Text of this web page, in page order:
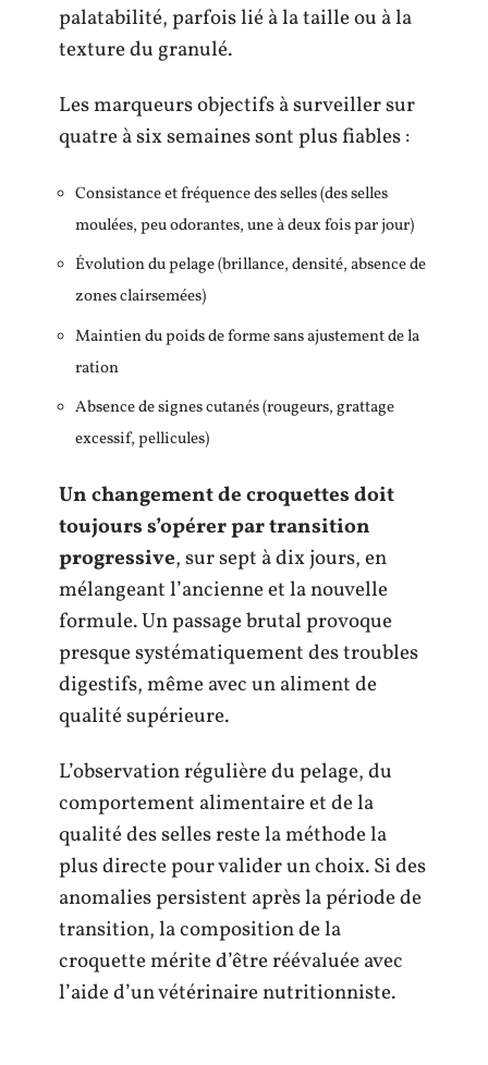
palatabilité, parfois lié à la taille ou à la
texture du granulé.
Les marqueurs objectifs à surveiller sur
quatre à six semaines sont plus fiables :
Consistance et fréquence des selles (des selles
moulées, peu odorantes, une à deux fois par jour)
Évolution du pelage (brillance, densité, absence de
zones clairsemées)
Maintien du poids de forme sans ajustement de la
ration
Absence de signes cutanés (rougeurs, grattage
excessif, pellicules)
Un changement de croquettes doit
toujours s’opérer par transition
progressive, sur sept à dix jours, en
mélangeant l’ancienne et la nouvelle
formule. Un passage brutal provoque
presque systématiquement des troubles
digestifs, même avec un aliment de
qualité supérieure.
L’observation régulière du pelage, du
comportement alimentaire et de la
qualité des selles reste la méthode la
plus directe pour valider un choix. Si des
anomalies persistent après la période de
transition, la composition de la
croquette mérite d’être réévaluée avec
l’aide d’un vétérinaire nutritionniste.